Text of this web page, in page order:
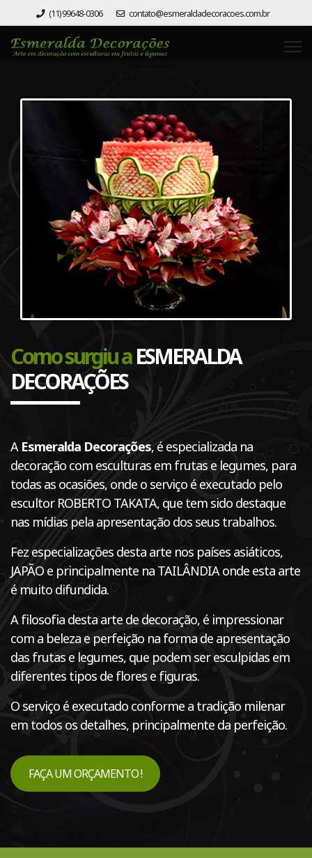
(11) 99648-0306 contato@esmeraldadecoracoes.com.br
Como surgiu aESMERALDA
DECORAÇÕES
A Esmeralda Decorações, é especializada na
decoração com esculturas em frutas e legumes, para
todas as ocasiões, onde o serviço é executado pelo
escultor ROBERTO TAKATA, que tem sido destaque
nas mídias pela apresentação dos seus trabalhos.
Fez especializações desta arte nos países asiáticos,
JAPÃO e principalmente na TAILÂNDIA onde esta arte
é muito difundida.
A filosofia desta arte de decoração, é impressionar
com a beleza e perfeição na forma de apresentação
das frutas e legumes, que podem ser esculpidas em
diferentes tipos de flores e figuras.
O serviço é executado conforme a tradição milenar
em todos os detalhes, principalmente da perfeição.
FAÇA UM ORÇAMENTO !